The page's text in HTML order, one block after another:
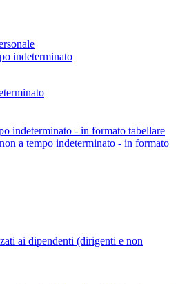
indeterminato
indeterminato - in formato tabellare
a tempo indeterminato - in formato
ai dipendenti (dirigenti e non